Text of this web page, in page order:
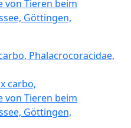
Phalacrocoracidae,